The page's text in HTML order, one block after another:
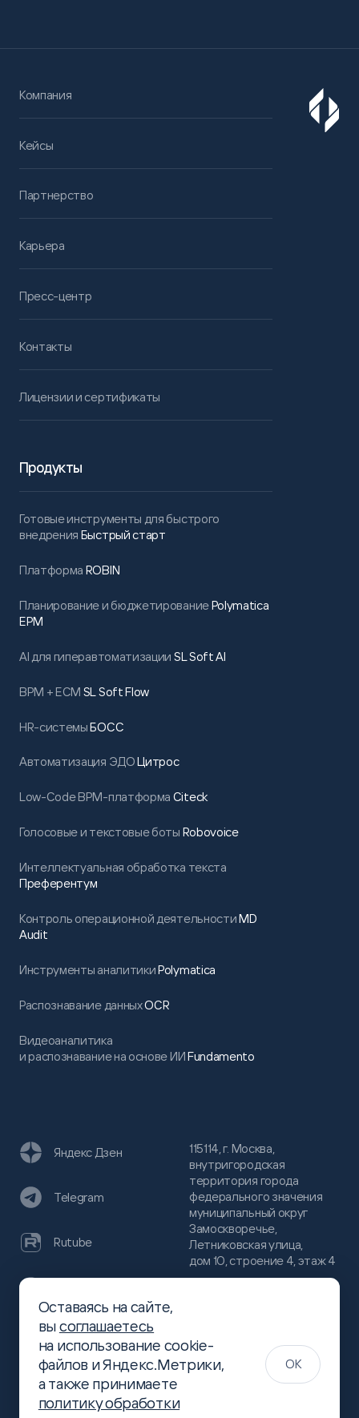
Компания
Кейсы
Партнерство
Карьера
Пресс-центр
Контакты
Лицензии и сертификаты
Продукты
Готовые инструменты для быстрого
внедрения Быстрый старт
Платформа ROBIN
Планирование и бюджетированиеPolymatica
EPM
AI для гиперавтоматизации SL Soft AI
BPM + ECM SL Soft Flow
HR-системыБОСС
Автоматизация ЭДОЦитрос
Low-Code BPM-платформа Citeck
Голосовые и текстовые боты Robovoice
Интеллектуальная обработка текста
Преферентум
Контроль операционной деятельностиMD
Audit
Инструменты аналитикиPolymatica
Распознавание данныхOCR
Видеоаналитика
и распознавание на основе ИИFundamento
115114, г. Москва,
внутригородская
территория города
федерального значения
муниципальный округ
Замоскворечье,
Летниковская улица,
дом 10, строение 4, этаж 4
(499)
444-16-51
info@slsoft.ru
Яндекс Дзен
Telegram
Rutube
Хабр
Оставаясь на сайте,
высоглашаетесь
на использование cookie-
файлов и Яндекс.Метрики,
а также принимаете
политику обработки
OK